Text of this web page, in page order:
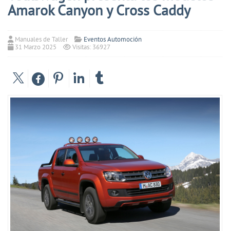
Amarok Canyon y Cross Caddy
Manuales de Taller
Eventos Automoción
31 Marzo 2025
Visitas: 36927